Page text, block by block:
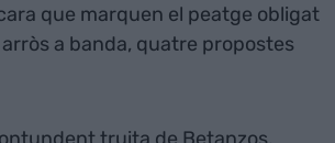
que marquen el peatge obligat
a banda, quatre propostes